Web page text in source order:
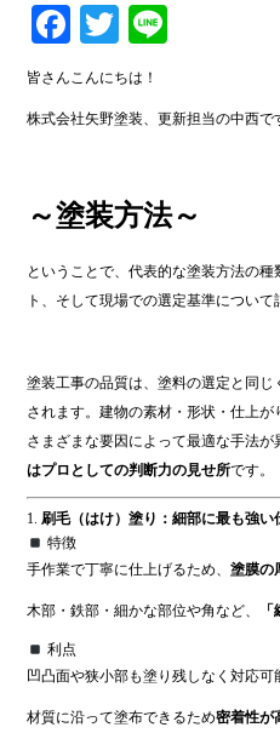
Fa
ce
bo
ok
T
wi
tte
r
皆さんこんにちは！
株式会社矢野塗装、更新担当の中西で
～塗装方法～
ということで、代表的な塗装方法の
ト、そして現場での選定基準について
塗装工事の品質は、塗料の選定と同
されます。建物の素材・形状・仕上が
さまざまな要因によって最適な手法が
はプロとしての判断力の見せ所です。
1.刷毛（はけ）塗り：細部に最も強い
特徴
手作業で丁寧に仕上げるため、塗膜の
木部・鉄部・細かな部位や角など、
利点
凹凸面や狭小部も塗り残しなく対応可
材質に沿って塗布できるため密着性が